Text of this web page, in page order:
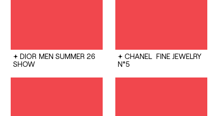
DIOR MEN SUMMER 26
SHOW
CHANEL FINE JEWELRY
N°5